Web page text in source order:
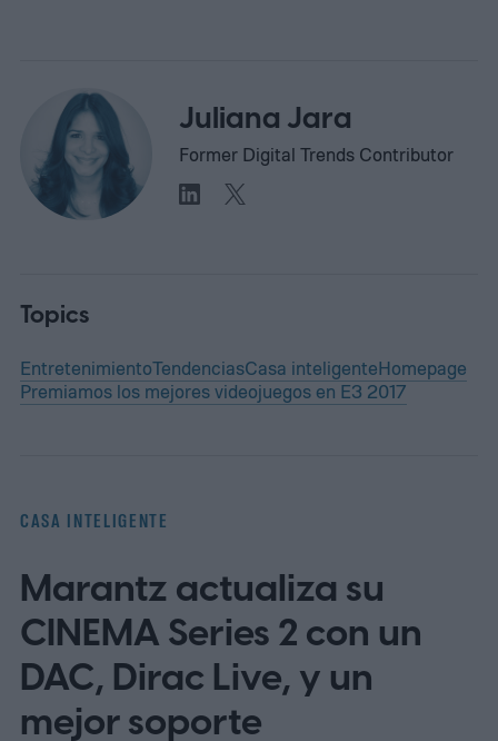
Juliana Jara
Former Digital Trends Contributor
Topics
EntretenimientoTendenciasCasa inteligenteHomepage
Premiamos los mejores videojuegos en E3 2017
CASA INTELIGENTE
Marantz actualiza su
CINEMA Series 2 con un
DAC, Dirac Live, y un
mejor soporte